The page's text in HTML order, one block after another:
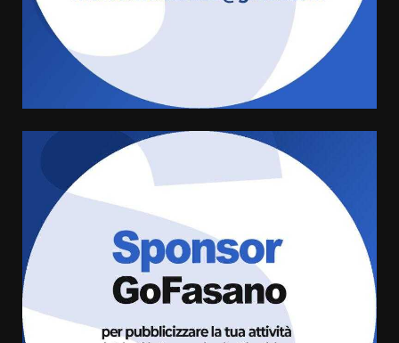
4
5
Truffatori in azione nelle
frazioni fasanesi
6
Residenti di Savelletri scrivono
serie B”
5 Agosto 2026 06:15
A Savelletri torna la Sagra del
Pesce Spada: appuntamento a
sabato 8 agosto